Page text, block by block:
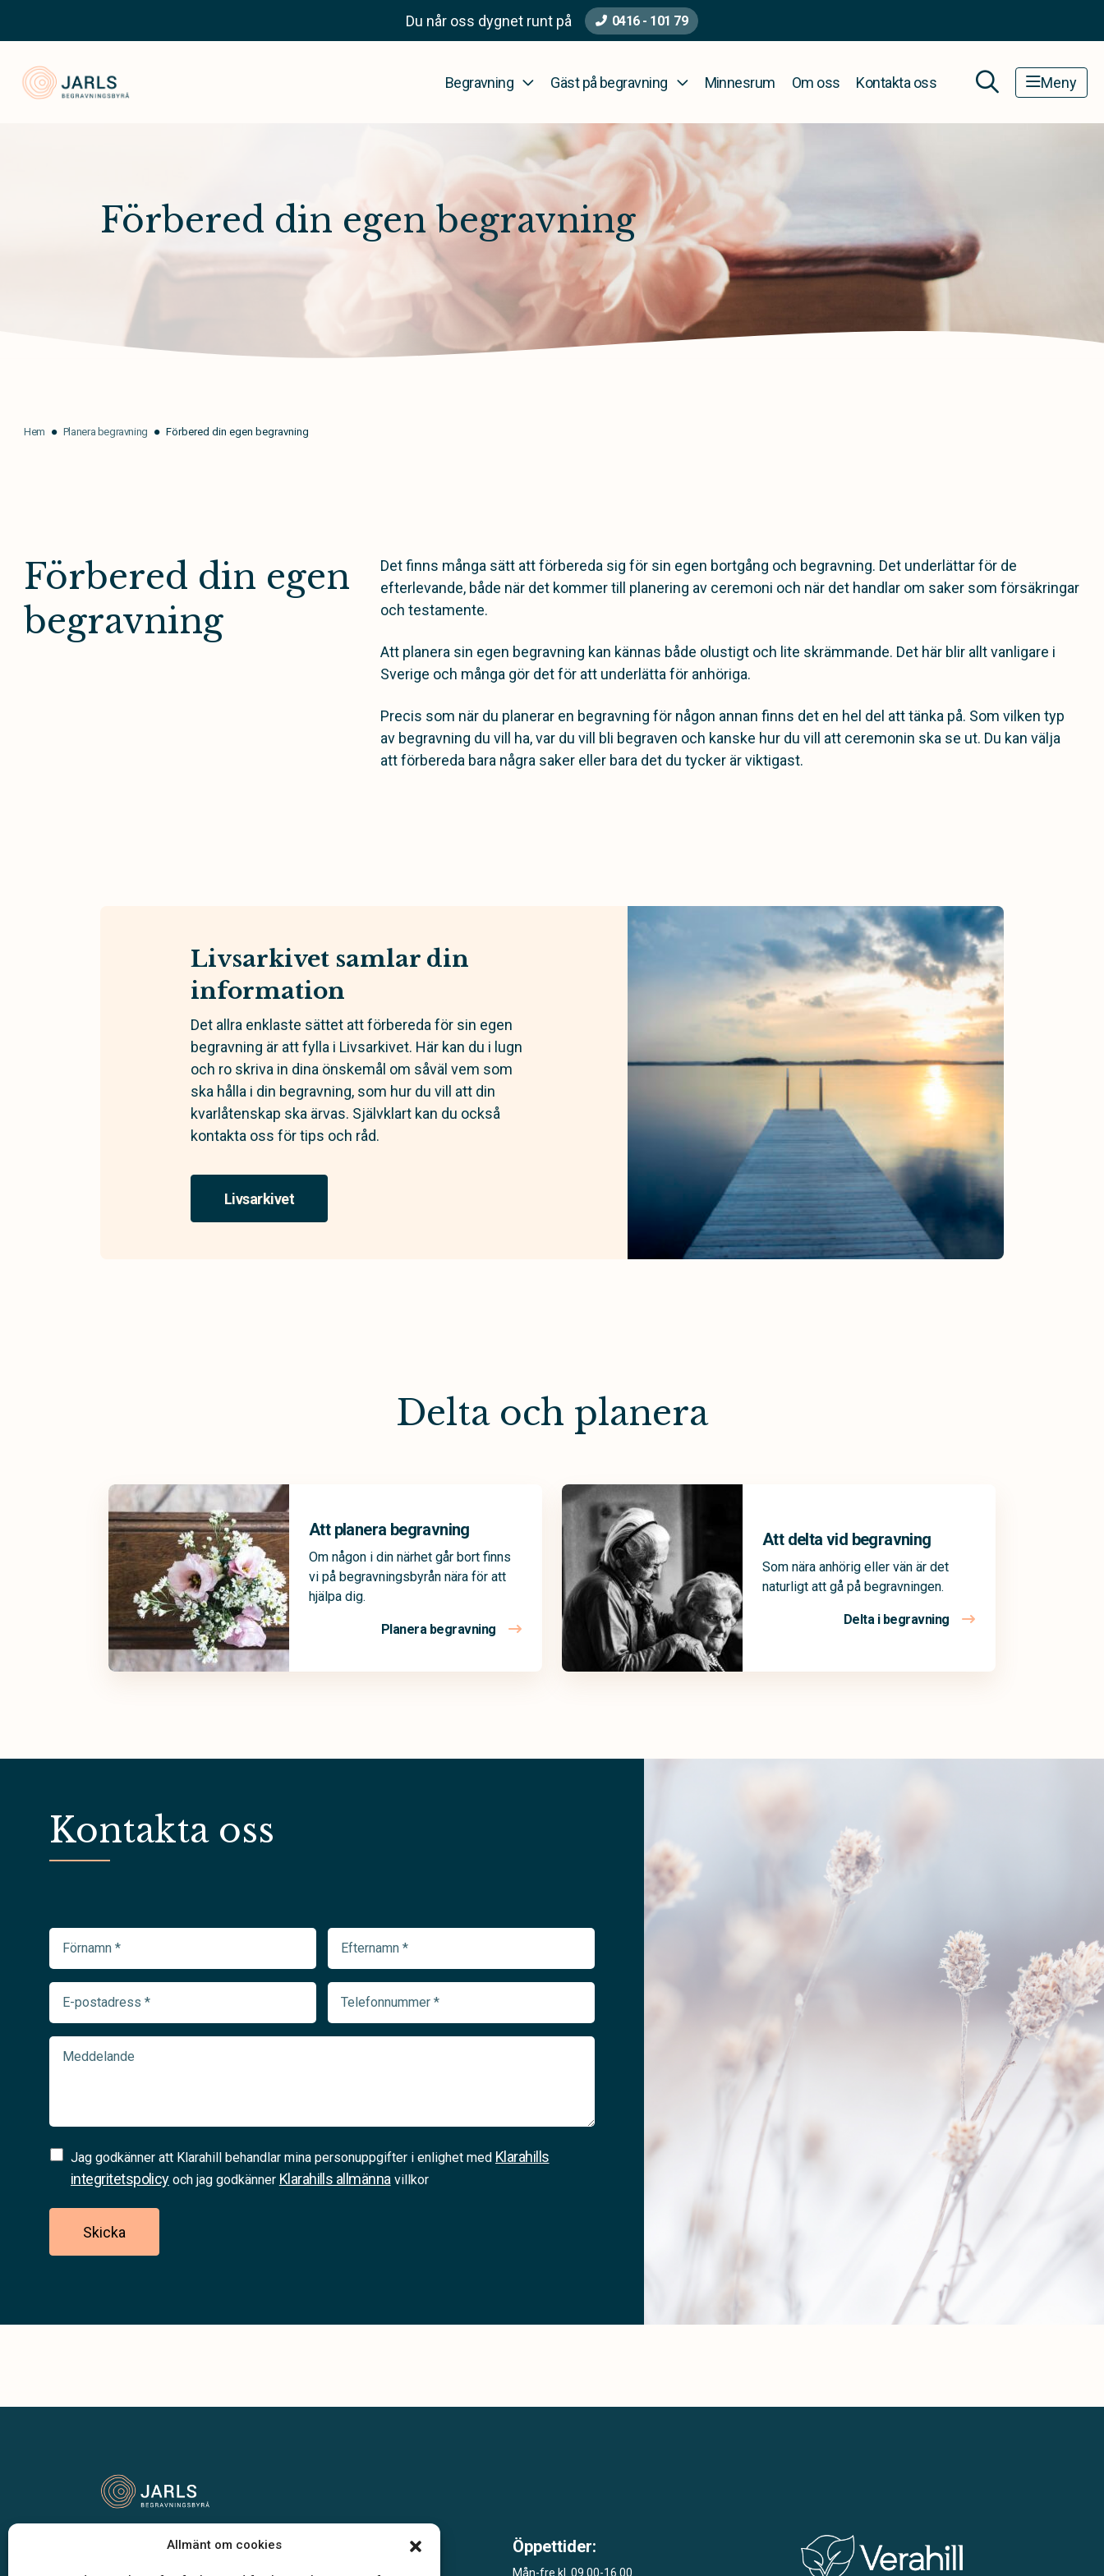
Allmänt om cookies
Du når oss dygnet runt på 0416 - 101 79
Begravning Gäst på begravning Minnesrum Om oss Kontakta oss Meny
Förbered din egen begravning
Hem Planera begravning Förbered din egen begravning
Förbered din egen
begravning
Det finns många sätt att förbereda sig för sin egen bortgång och begravning. Det underlättar för de
efterlevande, både när det kommer till planering av ceremoni och när det handlar om saker som försäkringar
och testamente.
Att planera sin egen begravning kan kännas både olustigt och lite skrämmande. Det här blir allt vanligare i
Sverige och många gör det för att underlätta för anhöriga.
Precis som när du planerar en begravning för någon annan finns det en hel del att tänka på. Som vilken typ
av begravning du vill ha, var du vill bli begraven och kanske hur du vill att ceremonin ska se ut. Du kan välja
att förbereda bara några saker eller bara det du tycker är viktigast.
Livsarkivet samlar din
information
Det allra enklaste sättet att förbereda för sin egen
begravning är att fylla i Livsarkivet. Här kan du i lugn
och ro skriva in dina önskemål om såväl vem som
ska hålla i din begravning, som hur du vill att din
kvarlåtenskap ska ärvas. Självklart kan du också
kontakta oss för tips och råd.
Livsarkivet
Delta och planera
Att planera begravning
Om någon i din närhet går bort finns
vi på begravningsbyrån nära för att
hjälpa dig.
Planera begravning
Att delta vid begravning
Som nära anhörig eller vän är det
naturligt att gå på begravningen.
Delta i begravning
Kontakta oss
Förnamn Efternamn
E-
postadress
Telefonnummer
Meddelande
Samtycke
(Required)
Jag godkänner att Klarahill behandlar mina personuppgifter i enlighet med Klarahills
integritetspolicyoch jag godkänner Klarahills allmännavillkor
Skicka
Vår begravningsbyrå är en del av Klarahill.
Öppettider:
Mån-fre kl. 09.00-16.00